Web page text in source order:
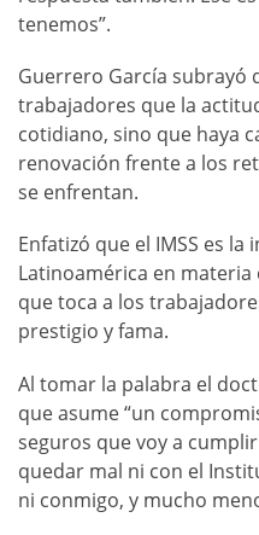
tenemos”.
Guerrero García subrayó
trabajadores que la
cotidiano, sino que haya
renovación frente a los
se enfrentan.
Enfatizó que el IMSS es
Latinoamérica en
que toca a los
prestigio y fama.
Al tomar la palabra el
que asume “un
seguros que voy a
quedar mal ni con el
ni conmigo, y mucho